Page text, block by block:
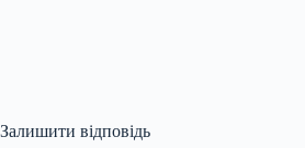
Залишити відповідь